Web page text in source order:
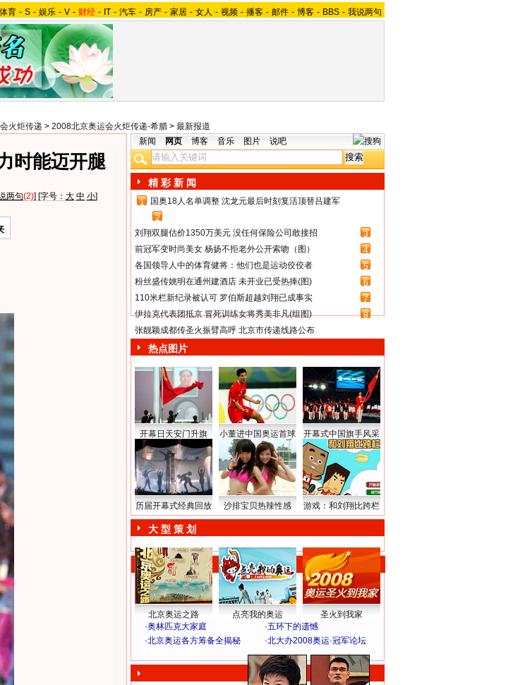
体育 - S - 娱乐 - V - 财经 - IT - 汽车 - 房产 - 家居 - 女人 - 视频 - 播客 - 邮件 - 博客 - BBS - 我说两句
火炬传递 > 2008北京奥运会火炬传递-希腊 > 最新报道
时能迈开腿
两句(2)] [字号： 大 中 小]
新闻 网页 博客 音乐 图片 说吧
精 彩 新 闻
1
国奥18人名单调整 沈龙元最后时刻复活顶替吕建军
2
刘翔双腿估价1350万美元 没任何保险公司敢接招
3
前冠军变时尚美女 杨扬不拒老外公开索吻（图）
4
各国领导人中的体育健将：他们也是运动佼佼者
5
粉丝盛传姚明在通州建酒店 未开业已受热捧(图)
6
110米栏新纪录被认可 罗伯斯超越刘翔已成事实
7
伊拉克代表团抵京 冒死训练女将秀美非凡(组图)
8
张靓颖成都传圣火振臂高呼 北京市传递线路公布
热点图片
开幕日天安门升旗 小董进中国奥运首球 开幕式中国旗手风采
历届开幕式经典回放 沙排宝贝热辣性感 游戏：和刘翔比跨栏
大 型 策 划
北京奥运之路 点亮我的奥运
圣火到我家
·奥林匹克大家庭 ·五环下的遗憾
·北京奥运各方筹备全揭秘 ·北大办2008奥运·冠军论坛